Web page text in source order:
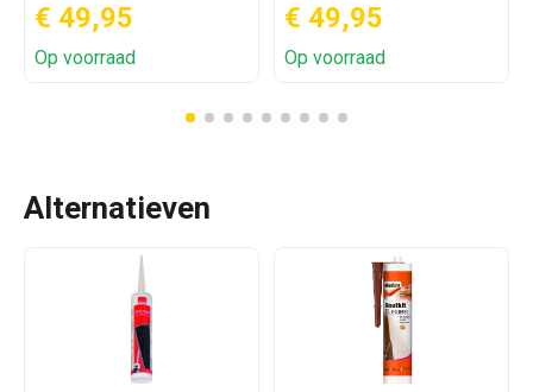
€ 49,95
Op voorraad
€ 49,95
Op voorraad
Alternatieven